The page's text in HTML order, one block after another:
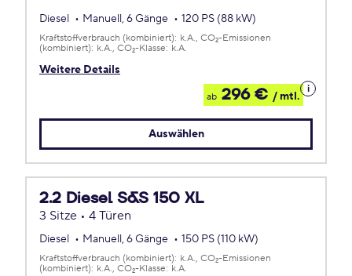
Diesel Manuell, 6 Gänge 120 PS (88 kW)
Weitere Details
Kraftstoffverbrauch (kombiniert): k.A. CO2-Emissionen
(kombiniert): k.A. CO2-Klasse: k.A.
ab 296 € / mtl.
Details
zum
Auswählen
2.2 Diesel S&S 150 XL
3 Sitze • 4 Türen
Diesel Manuell, 6 Gänge 150 PS (110 kW)
Kraftstoffverbrauch (kombiniert): k.A. CO2-Emissionen
(kombiniert): k.A. CO2-Klasse: k.A.